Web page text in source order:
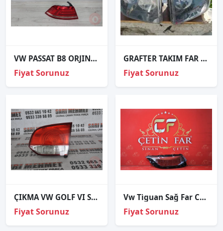
VW PASSAT B8 ORJINAL ÇIKMA SOL STOP
Fiyat Sorunuz
GRAFTER TAKIM FAR VE TÜM CRAFTER ÇIKMA PARÇALAR
Fiyat Sorunuz
ÇIKMA VW GOLF VI SAĞ İÇ STOP
Fiyat Sorunuz
Vw Ti̇guan Sağ Far Cami 2021-2022
Fiyat Sorunuz